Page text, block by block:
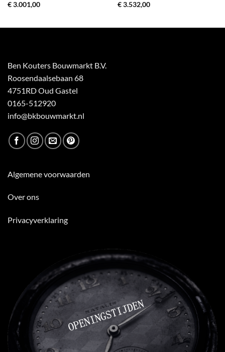
€3.001,00
€3.532,00
Ben Kouters Bouwmarkt B.V.
Roosendaalsebaan 68
4751RD Oud Gastel
0165-512920
info@bkbouwmarkt.nl
Algemene voorwaarden
Over ons
Privacyverklaring